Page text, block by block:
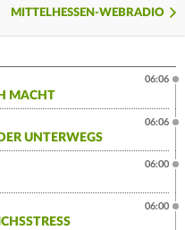
MITTELHESSEN-WEBRADIO
MACHT
06:06
UNTERWEGS
06:06
06:00
06:00